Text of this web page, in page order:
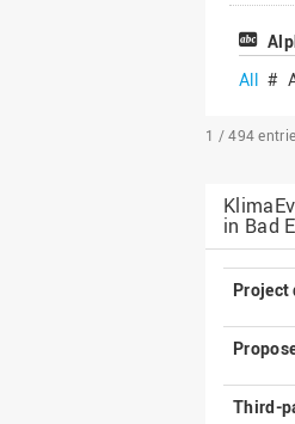
Institut
All #
1 / 494
in Bad
Project
Third-